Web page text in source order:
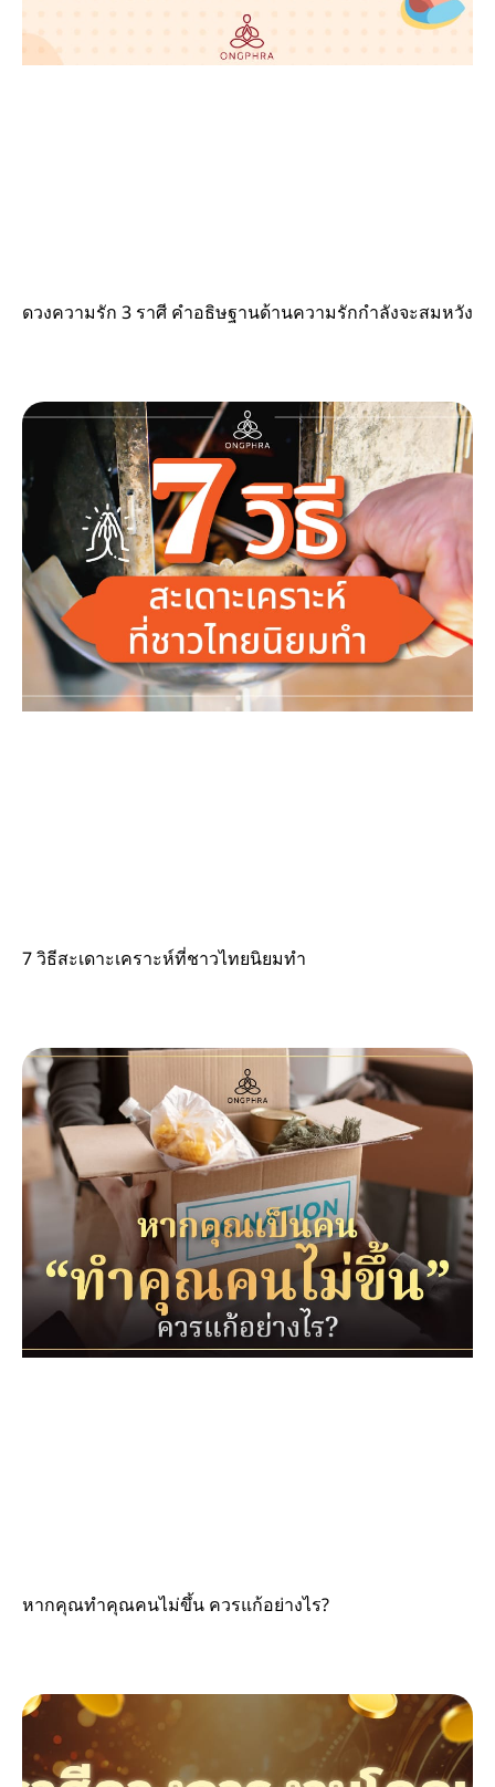
ดวงความรัก 3 ราศี คำอธิษฐานด้านความรักกำลังจะสมหวัง
7 วิธีสะเดาะเคราะห์ที่ชาวไทยนิยมทำ
หากคุณทำคุณคนไม่ขึ้น ควรแก้อย่างไร?